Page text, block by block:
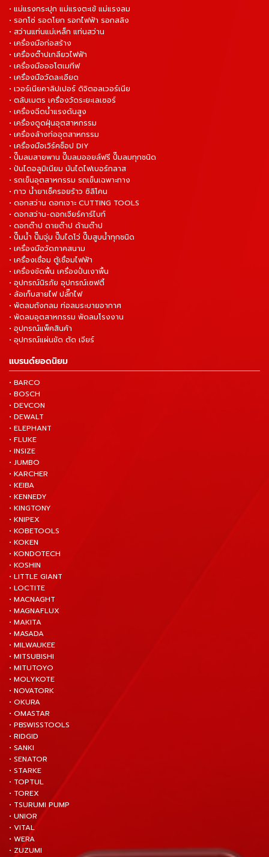
• แม่แรงกระปุก แม่แรงตะเข้ แม่แรงลม
• รอกโซ่ รอดโยก รอกไฟฟ้า รอกสลิง
• สว่านแท่นแม่เหล็ก แท่นสว่าน
• เครื่องมือก่อสร้าง
• เครื่องต๊าปเกลียวไฟฟ้า
• เครื่องมือออโตเมทีฟ
• เครื่องมือวัดละเอียด
• เวอร์เนียคาลิปเปอร์ ดิจิตอลเวอร์เนีย
• ตลับเมตร เครื่องวัดระยะเลเซอร์
• เครื่องฉีดน้ำแรงดันสูง
• เครื่องดูดฝุ่นอุตสาหกรรม
• เครื่องล้างท่ออุตสาหกรรม
• เครื่องมือเวิร์คช็อป DIY
• ปั๊มลมสายพาน ปั๊มลมออยล์ฟรี ปั๊มลมทุกชนิด
• ปันไดอลูมิเนียม บันไดไฟเบอร์กลาส
• รถเข็นอุตสาหกรรม รถเข็นเฉพาะทาง
• กาว น้ำยาเช็ครอยร้าว ซิลิโคน
• ดอกสว่าน ดอกเจาะ CUTTING TOOLS
• ดอกสว่าน-ดอกเจียร์คาร์ไบท์
• ดอกต๊าป ดายต๊าป ด้ามต๊าป
• ปั๊มน้ำ ปั๊มจุ่ม ปั๊มไดโว่ ปั๊มสูบน้ำทุกชนิด
• เครื่องมือวัดภาคสนาม
• เครื่องเชื่อม ตู้เชื่อมไฟฟ้า
• เครื่องขัดพื้น เครื่องปั่นเงาพื้น
• อุปกรณ์นิรภัย อุปกรณ์เซฟตี้
• ล้อเก็บสายไฟ ปลั๊กไฟ
• พัดลมถังกลม ท่อลมระบายอากาศ
• พัดลมอุตสาหกรรม พัดลมโรงงาน
• อุปกรณ์แพ็คสินค้า
• อุปกรณ์แผ่นขัด ตัด เจียร์
แบรนด์ยอดนิยม
• BARCO
• BOSCH
• DEVCON
• DEWALT
• ELEPHANT
• FLUKE
• INSIZE
• JUMBO
• KARCHER
• KEIBA
• KENNEDY
• KINGTONY
• KNIPEX
• KOBETOOLS
• KOKEN
• KONDOTECH
• KOSHIN
• LITTLE GIANT
• LOCTITE
• MACNAGHT
• MAGNAFLUX
• MAKITA
• MASADA
• MILWAUKEE
• MITSUBISHI
• MITUTOYO
• MOLYKOTE
• NOVATORK
• OKURA
• OMASTAR
• PBSWISSTOOLS
• RIDGID
• SANKI
• SENATOR
• STARKE
• TOPTUL
• TOREX
• TSURUMI PUMP
• UNIOR
• VITAL
• WERA
• ZUZUMI